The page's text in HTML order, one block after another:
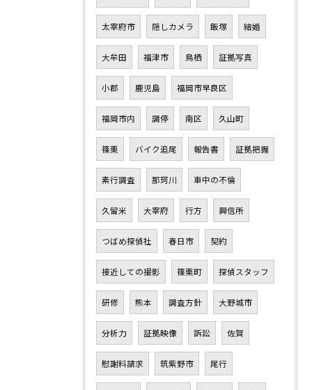
太宰府市 隠しカメラ 飯塚 結婚
大牟田 福津市 鳥栖 証拠写真
小郡 鹿児島 福岡市早良区
福岡市内 調停 南区 久山町
篠栗 バイク追尾 報告書 証拠把握
素行調査 那珂川 車中の不倫
久留米 大宰府 行方 興信所
つばめ探偵社 春日市 契約
接近しての撮影 篠栗町 探偵スタッフ
研修 熊本 調査方針 大野城市
分析力 証拠映像 訴訟 佐賀
慰謝料請求 筑紫野市 尾行